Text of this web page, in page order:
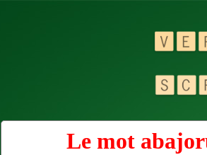
Le mot